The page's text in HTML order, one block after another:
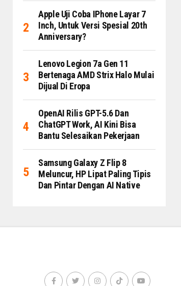
Apple Uji Coba IPhone Layar 7
Inch, Untuk Versi Spesial 20th
Anniversary?
Lenovo Legion 7a Gen 11
Bertenaga AMD Strix Halo Mulai
Dijual Di Eropa
OpenAI Rilis GPT-5.6 Dan
ChatGPT Work, AI Kini Bisa
Bantu Selesaikan Pekerjaan
Samsung Galaxy Z Flip 8
Meluncur, HP Lipat Paling Tipis
Dan Pintar Dengan AI Native